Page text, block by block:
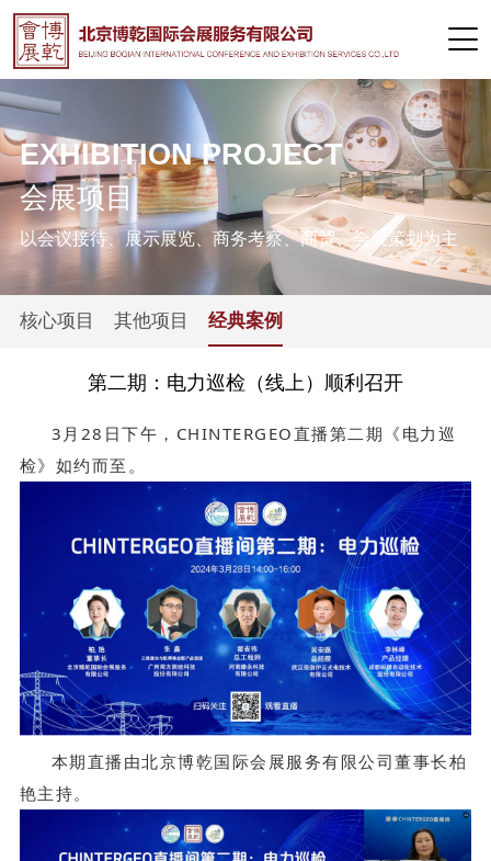
EXHIBITION PROJECT
会展项目
以会议接待、展示展览、商务考察、商贸、会展策划为主
核心项目 其他项目 经典案例
第二期：电力巡检（线上）顺利召开
3月 28日下午，CHINTERGEO直播第二期《电力巡
检》如约而至。
本期直播由北京博乾国际会展服务有限公司董事长柏
艳主持。